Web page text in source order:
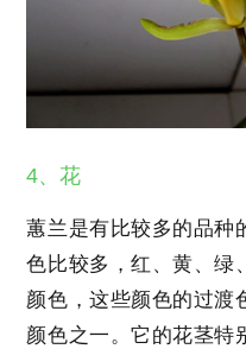
4、花
蕙兰是有比较多的品种
色比较多，红、黄、绿
颜色，这些颜色的过渡
颜色之一。它的花茎特